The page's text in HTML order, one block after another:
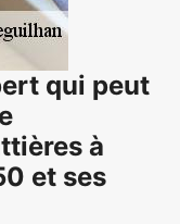
qui peut
à
et ses